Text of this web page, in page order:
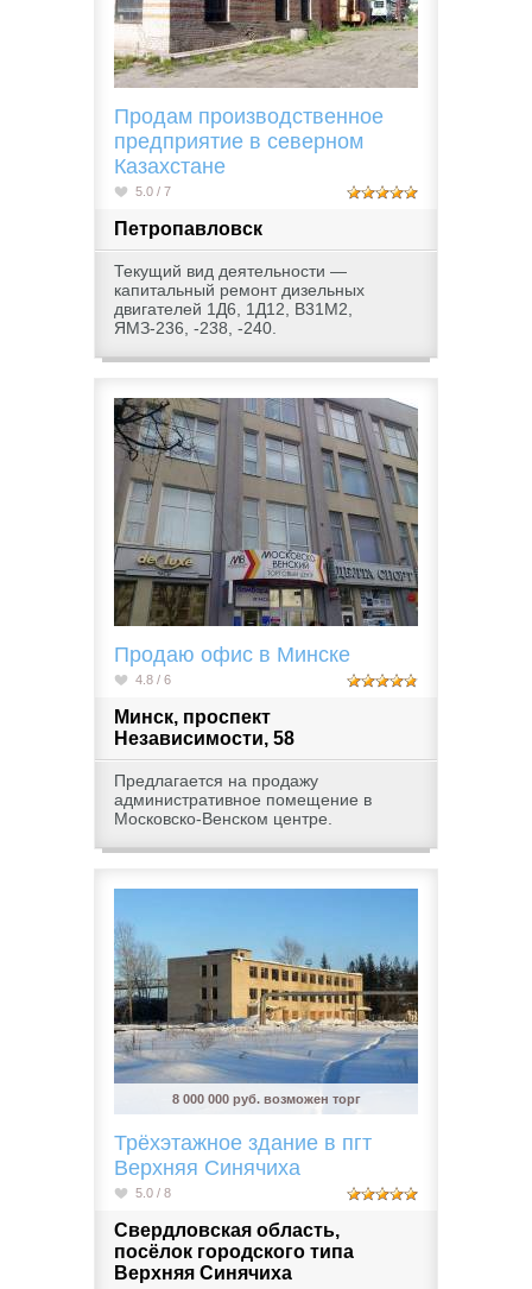
Продам производственное
предприятие в северном
Казахстане
5.0 / 7
Петропавловск
Текущий вид деятельности —
капитальный ремонт дизельных
двигателей 1Д6, 1Д12, В31М2,
ЯМЗ-236, -238, -240.
Продаю офис в Минске
4.8 / 6
Минск, проспект
Независимости, 58
Предлагается на продажу
административное помещение в
Московcко-Венском центре.
8 000 000 руб. возможен торг
Трёхэтажное здание в пгт
Верхняя Синячиха
5.0 / 8
Свердловская область,
посёлок городского типа
Верхняя Синячиха